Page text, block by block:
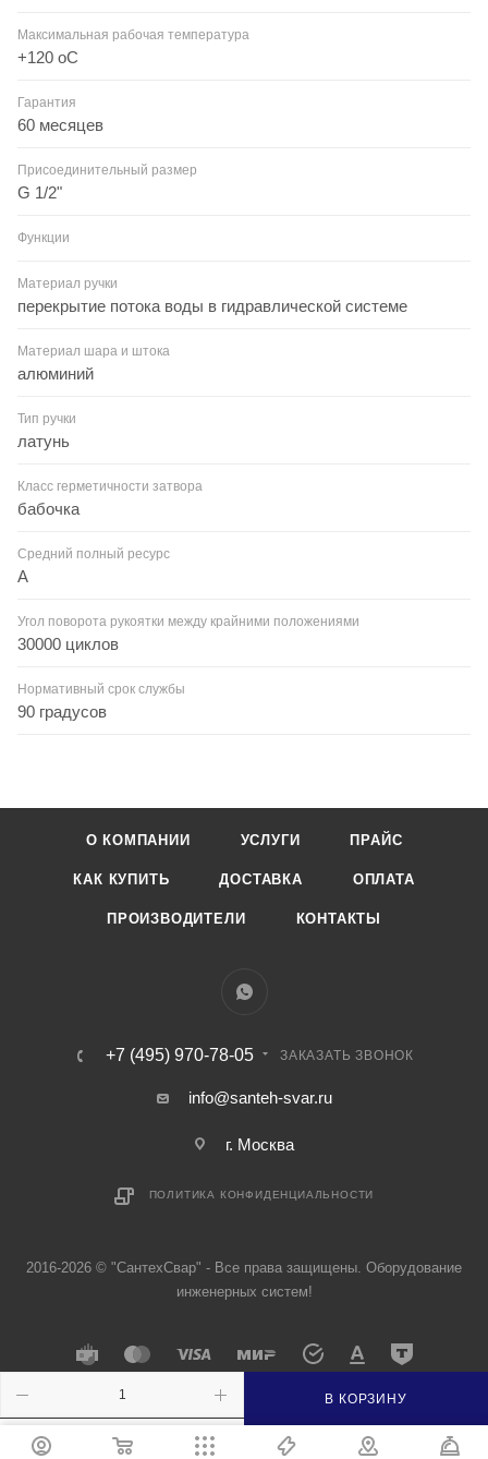
В КОРЗИНУ
Максимальная рабочая температура
+120 оС
Гарантия
60 месяцев
Присоединительный размер
G 1/2"
Функции
Материал ручки
перекрытие потока воды в гидравлической системе
Материал шара и штока
алюминий
Тип ручки
латунь
Класс герметичности затвора
бабочка
Средний полный ресурс
А
Угол поворота рукоятки между крайними положениями
30000 циклов
Нормативный срок службы
90 градусов
О КОМПАНИИ УСЛУГИ ПРАЙС
КАК КУПИТЬ ДОСТАВКА ОПЛАТА
ПРОИЗВОДИТЕЛИ КОНТАКТЫ
+7 (495) 970-78-05 ЗАКАЗАТЬ ЗВОНОК
info@santeh-svar.ru
г. Москва
ПОЛИТИКА КОНФИДЕНЦИАЛЬНОСТИ
2016-2026 © "СантехСвар" - Все права защищены. Оборудование
инженерных систем!